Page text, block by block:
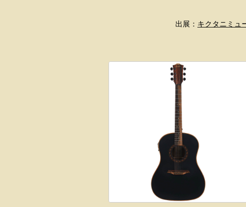
出展： キクタニミュ